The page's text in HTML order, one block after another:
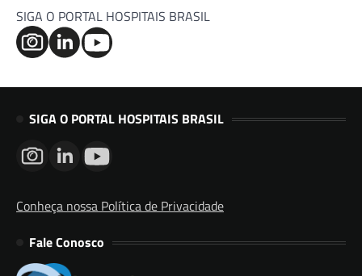
SIGA O PORTAL HOSPITAIS BRASIL
SIGA O PORTAL HOSPITAIS BRASIL
Conheça nossa Política de Privacidade
Fale Conosco